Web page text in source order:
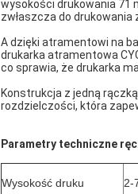
wysokości drukowania 71
zwłaszcza do drukowania
A dzięki atramentowi na
drukarka atramentowa
co sprawia, że ​​drukarka
Konstrukcja z jedną
rozdzielczości, która
Parametry techniczne
Wysokość druku 2-